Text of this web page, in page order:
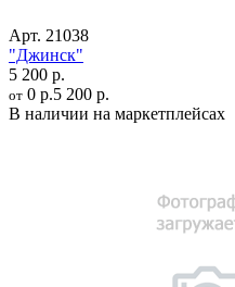
Арт. 21038
"Джинск"
5 200 р.
от 0 р.5 200 р.
В наличии на маркетплейсах